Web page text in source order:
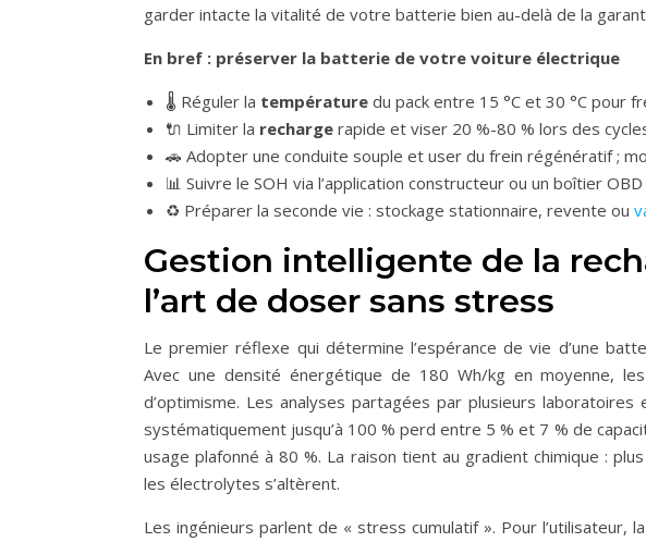
garder intacte la vitalité de votre batterie bien au-delà de la
En bref : préserver la batterie de votre voiture électrique
🌡️ Réguler la température du pack entre 15 °C et 30 °C pour
🔌 Limiter la recharge rapide et viser 20 %-80 % lors des
🚗 Adopter une conduite souple et user du frein régénératif ;
📊 Suivre le SOH via l’application constructeur ou un boîtier
♻️ Préparer la seconde vie : stockage stationnaire, revente ou
Gestion intelligente de la
l’art de doser sans stress
Le premier réflexe qui détermine l’espérance de vie d’une
Avec une densité énergétique de 180 Wh/kg en moyenne,
d’optimisme. Les analyses partagées par plusieurs
systématiquement jusqu’à 100 % perd entre 5 % et 7 % de
usage plafonné à 80 %. La raison tient au gradient chimique :
les électrolytes s’altèrent.
Les ingénieurs parlent de « stress cumulatif ». Pour l’utilisateur,